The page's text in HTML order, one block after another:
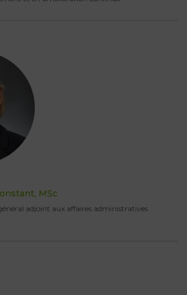
MSc
adjoint aux affaires administratives